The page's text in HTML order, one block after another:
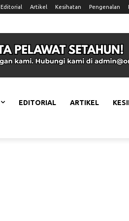
Editorial Artikel Kesihatan Pengenalan
EDITORIAL ARTIKEL